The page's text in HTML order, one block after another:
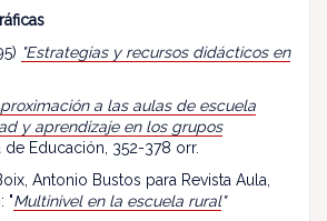
"Estrategias y recursos didácticos en
a las aulas de escuela
y aprendizaje en los grupos
de Educación, 352-378 orr.
Antonio Bustos para Revista Aula,
"Multinivel en la escuela rural"